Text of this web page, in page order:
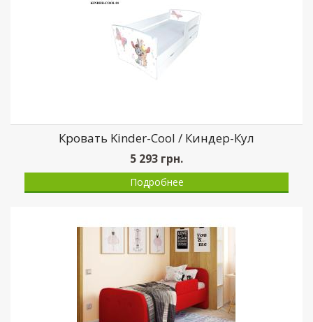
Кровать Kinder-Cool / Киндер-Кул
5 293 грн.
Подробнее